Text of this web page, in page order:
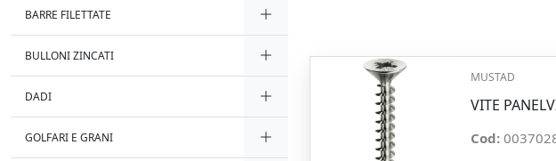
BARRE FILETTATE
BULLONI ZINCATI
DADI
GOLFARI E GRANI
MUSTAD
VITE
Cod: